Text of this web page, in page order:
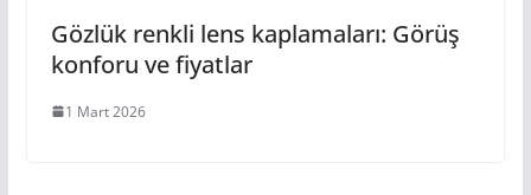
Gözlük renkli lens kaplamaları: Görüş
konforu ve fiyatlar
1 Mart 2026